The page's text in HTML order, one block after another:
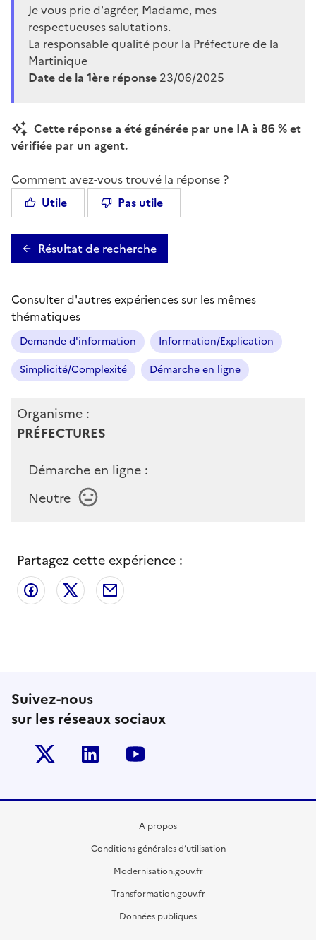
Je vous prie d'agréer, Madame, mes
respectueuses salutations.
La responsable qualité pour la Préfecture de la
Martinique
Date de la 1ère réponse 23/06/2025
Cette réponse a été générée par une IA à 86 % et
vérifiée par un agent.
Comment avez-vous trouvé la réponse ?
Utile
Pas utile
Résultat de recherche
Consulter d'autres expériences sur les mêmes
thématiques
Demande d'information
Information/Explication
Simplicité/Complexité
Démarche en ligne
Organisme :
PRÉFECTURES
Démarche en ligne :
Neutre
Partagez cette expérience :
Partager sur Facebook
Partager sur X
Suivez-nous
sur les réseaux sociaux
Twitter-x Linkedin
A propos
Conditions générales d’utilisation
Modernisation.gouv.fr
Transformation.gouv.fr
Données publiques